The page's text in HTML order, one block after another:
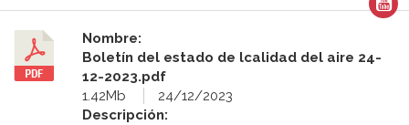
Nombre:
Boletín del estado de lcalidad del aire 24-
12-2023.pdf
1.42Mb
24/12/2023
Descripción: